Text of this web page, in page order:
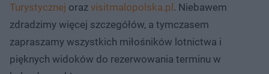
Turystycznej oraz visitmalopolska.pl . Niebawem
zdradzimy więcej szczegółów, a tymczasem
zapraszamy wszystkich miłośników lotnictwa i
pięknych widoków do rezerwowania terminu w